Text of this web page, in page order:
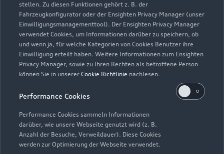
stellen. Zu diesen Funktionen gehört z. B. der
Fahrzeugkonfigurator oder der Ensighten Privacy Manager (unser
Einwilligungsmanagementtool). Der Ensighten Privacy Manager
verwendet Cookies, um Informationen darüber zu speichern, ob
und wenn ja, für welche Kategorien von Cookies Benutzer ihre
Einwilligung erteilt haben. Weitere Informationen zum Ensighten
Privacy Manager, sowie zu Ihren Rechten als betroffene Person
können Sie in unserer Cookie Richtlinie nachlesen.
Performance Cookies
Performance Cookies sammeln Informationen
darüber, wie unsere Webseite genutzt wird (z. B.
Anzahl der Besuche, Verweildauer). Diese Cookies
werden zur Optimierung der Webseite verwendet.
Zurück nach oben
Modelle
Elektromodelle
Plug-in-Hybride
Neuwagensuche
Gebrauchtwagensuche
Service & Zubehör
Saisonale Angebote
Support